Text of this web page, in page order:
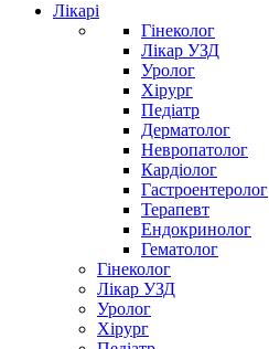
Лікарі
Гінеколог
Лікар УЗД
Уролог
Хірург
Педіатр
Дерматолог
Невропатолог
Кардіолог
Гастроентеролог
Терапевт
Ендокринолог
Гематолог
Гінеколог
Лікар УЗД
Уролог
Хірург